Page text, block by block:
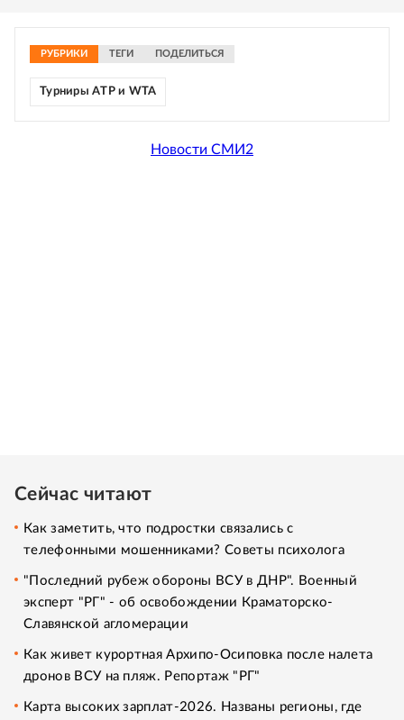
РУБРИКИ ТЕГИ ПОДЕЛИТЬСЯ
Турниры ATP и WTA
Новости СМИ2
Сейчас читают
Как заметить, что подростки связались с
телефонными мошенниками? Советы психолога
"Последний рубеж обороны ВСУ в ДНР". Военный
эксперт "РГ" - об освобождении Краматорско-
Славянской агломерации
Как живет курортная Архипо-Осиповка после налета
дронов ВСУ на пляж. Репортаж "РГ"
Карта высоких зарплат-2026. Названы регионы, где